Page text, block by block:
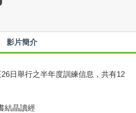
影片簡介
日舉行之半年度訓練信息，共有12
結晶讀經